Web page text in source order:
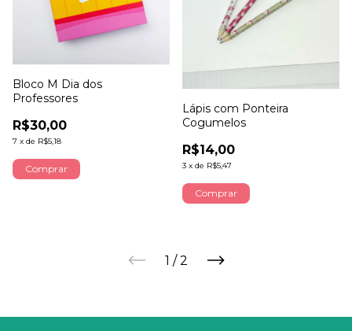
Bloco M Dia dos
Professores
R$30,00
7 x de R$5,18
Lápis com Ponteira
Cogumelos
R$14,00
3 x de R$5,47
Comprar
1 / 2